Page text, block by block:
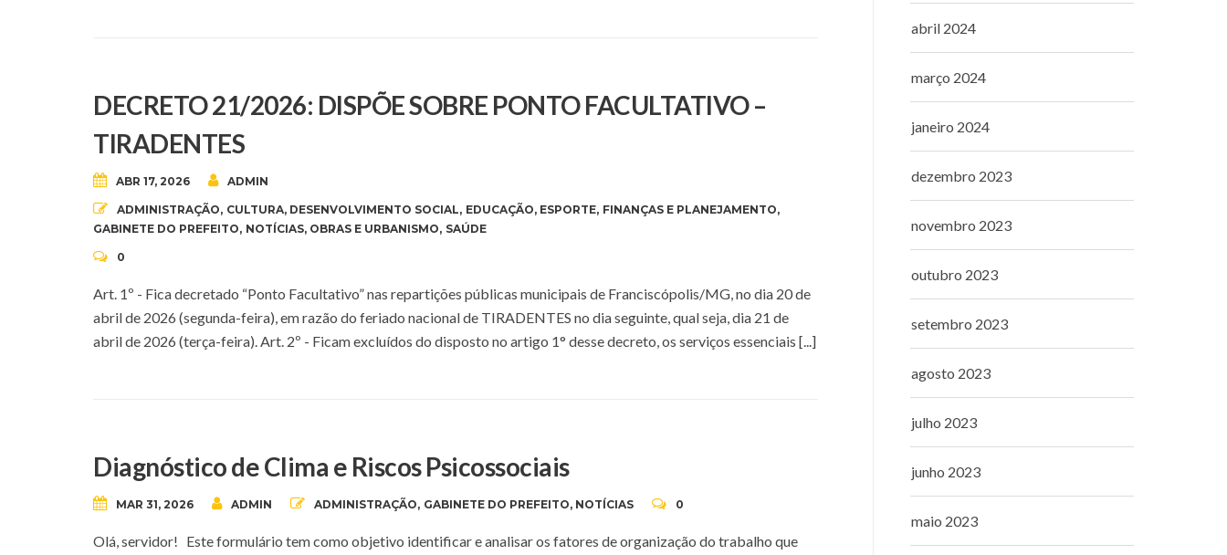
DECRETO 21/2026: DISPÕE SOBRE PONTO FACULTATIVO –
TIRADENTES
ABR 17, 2026 ADMIN
ADMINISTRAÇÃO, CULTURA, DESENVOLVIMENTO SOCIAL, EDUCAÇÃO, ESPORTE, FINANÇAS E PLANEJAMENTO,
GABINETE DO PREFEITO, NOTÍCIAS, OBRAS E URBANISMO, SAÚDE
0
Art. 1º - Fica decretado “Ponto Facultativo” nas repartições públicas municipais de Franciscópolis/MG, no dia 20 de
abril de 2026 (segunda-feira), em razão do feriado nacional de TIRADENTES no dia seguinte, qual seja, dia 21 de
abril de 2026 (terça-feira). Art. 2º - Ficam excluídos do disposto no artigo 1° desse decreto, os serviços essenciais [...]
Diagnóstico de Clima e Riscos Psicossociais
MAR 31, 2026 ADMIN ADMINISTRAÇÃO, GABINETE DO PREFEITO, NOTÍCIAS 0
Olá, servidor! Este formulário tem como objetivo identificar e analisar os fatores de organização do trabalho que
abril 2024
março 2024
janeiro 2024
dezembro 2023
novembro 2023
outubro 2023
setembro 2023
agosto 2023
julho 2023
junho 2023
maio 2023